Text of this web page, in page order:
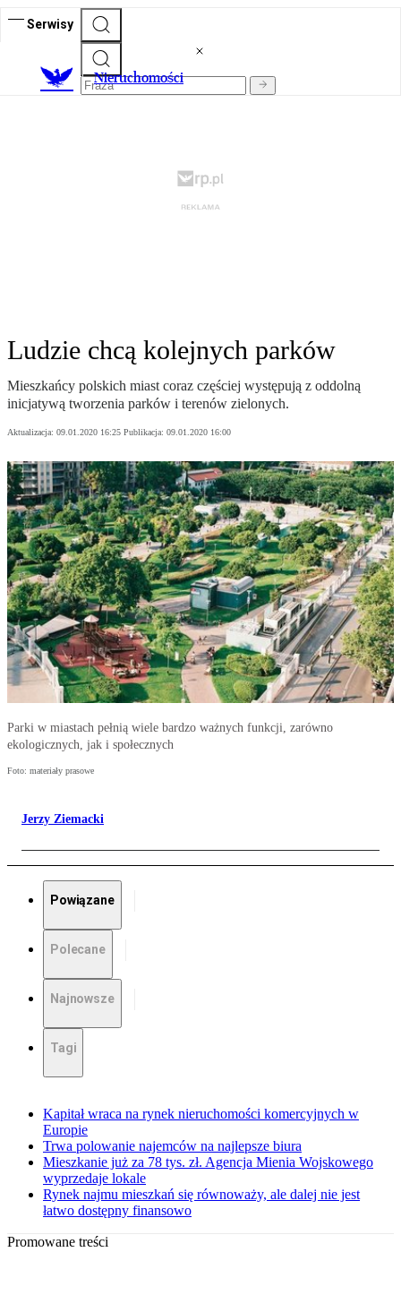
Serwisy
Nieruchomości
Ludzie chcą kolejnych parków
Mieszkańcy polskich miast coraz częściej występują z oddolną
inicjatywą tworzenia parków i terenów zielonych.
Aktualizacja: 09.01.2020 16:25 Publikacja: 09.01.2020 16:00
Parki w miastach pełnią wiele bardzo ważnych funkcji, zarówno
ekologicznych, jak i społecznych
Foto: materiały prasowe
Jerzy Ziemacki
Powiązane
Polecane
Najnowsze
Tagi
Kapitał wraca na rynek nieruchomości komercyjnych w
Europie
Trwa polowanie najemców na najlepsze biura
Mieszkanie już za 78 tys. zł. Agencja Mienia Wojskowego
wyprzedaje lokale
Rynek najmu mieszkań się równoważy, ale dalej nie jest
łatwo dostępny finansowo
Promowane treści